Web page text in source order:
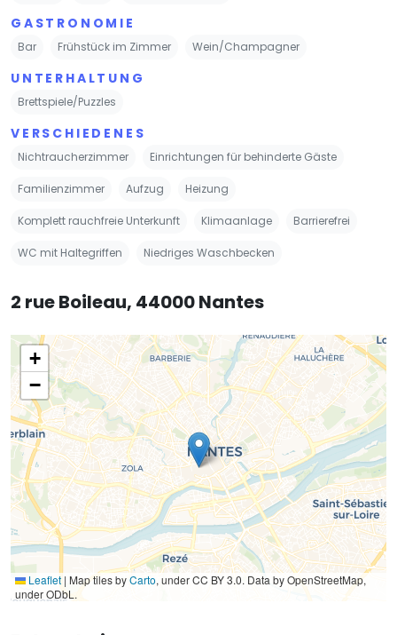
GASTRONOMIE
Bar Frühstück im Zimmer Wein/Champagner
UNTERHALTUNG
Brettspiele/Puzzles
VERSCHIEDENES
Nichtraucherzimmer Einrichtungen für behinderte Gäste
Familienzimmer Aufzug Heizung
Komplett rauchfreie Unterkunft Klimaanlage Barrierefrei
WC mit Haltegriffen Niedriges Waschbecken
2 rue Boileau, 44000 Nantes
+
−
Leaflet | Map tiles byCarto, under CC BY 3.0. Data by OpenStreetMap,
under ODbL.